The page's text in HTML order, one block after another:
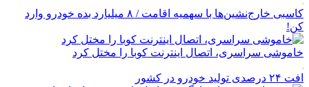
کاسبی خارج‌نشین‌ها با سهمیه اقامت / ۸ میلیارد بده خودرو وارد
کن!
خاموشی سراسری، اتصال اینترنت کوبا را مختل کرد
افت ۲۴ درصدی تولید خودرو در کشور